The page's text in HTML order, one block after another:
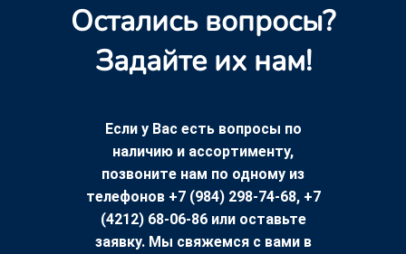
Остались вопросы?
Задайте их нам!
Если у Вас есть вопросы по
наличию и ассортименту,
позвоните нам по одному из
телефонов +7 (984) 298-74-68, +7
(4212) 68-06-86 или оставьте
заявку. Мы свяжемся с вами в